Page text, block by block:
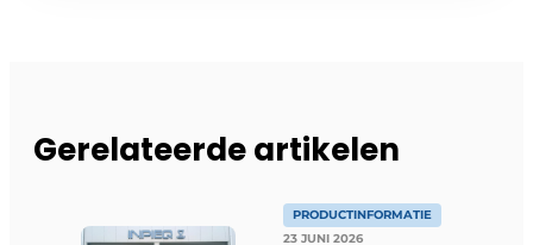
Gerelateerde artikelen
PRODUCTINFORMATIE
23 JUNI 2026